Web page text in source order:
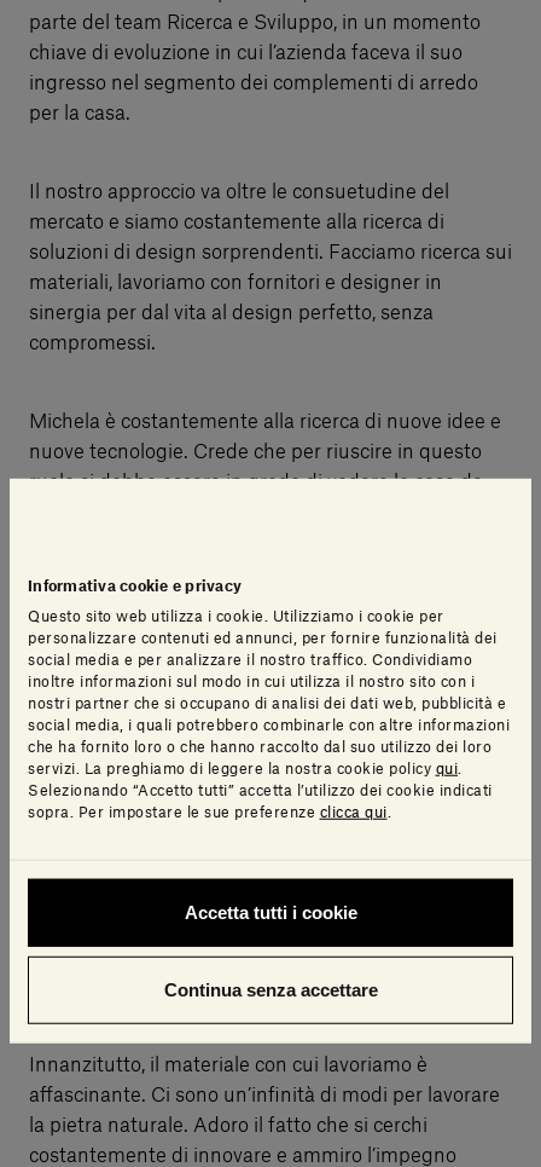
Informativa cookie e privacy
Questo sito web utilizza i cookie. Utilizziamo i cookie per
personalizzare contenuti ed annunci, per fornire funzionalità dei
social media e per analizzare il nostro traffico. Condividiamo
inoltre informazioni sul modo in cui utilizza il nostro sito con i
nostri partner che si occupano di analisi dei dati web, pubblicità e
social media, i quali potrebbero combinarle con altre informazioni
che ha fornito loro o che hanno raccolto dal suo utilizzo dei loro
servizi. La preghiamo di leggere la nostra cookie policy qui
Selezionando “Accetto tutti” accetta l’utilizzo dei cookie indicati
sopra. Per impostare le sue preferenze clicca qui
Accetta tutti i cookie
Continua senza accettare
parte del team Ricerca e Sviluppo, in un momento
chiave di evoluzione in cui l’azienda faceva il suo
ingresso nel segmento dei complementi di arredo
per la casa.
Il nostro approccio va oltre le consuetudine del
mercato e siamo costantemente alla ricerca di
soluzioni di design sorprendenti. Facciamo ricerca sui
materiali, lavoriamo con fornitori e designer in
sinergia per dal vita al design perfetto, senza
compromessi.
Michela è costantemente alla ricerca di nuove idee e
nuove tecnologie. Crede che per riuscire in questo
ruolo si debba essere in grado di vedere le cose da
Cosa ti piace del tuo lavoro e di Salvatori?
Innanzitutto, il materiale con cui lavoriamo è
affascinante. Ci sono un’infinità di modi per lavorare
la pietra naturale. Adoro il fatto che si cerchi
costantemente di innovare e ammiro l’impegno